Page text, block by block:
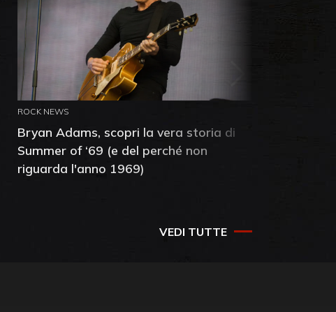
ROCK NEWS
Bryan Adams, scopri la vera storia di
Summer of ‘69 (e del perché non
riguarda l'anno 1969)
VEDI TUTTE